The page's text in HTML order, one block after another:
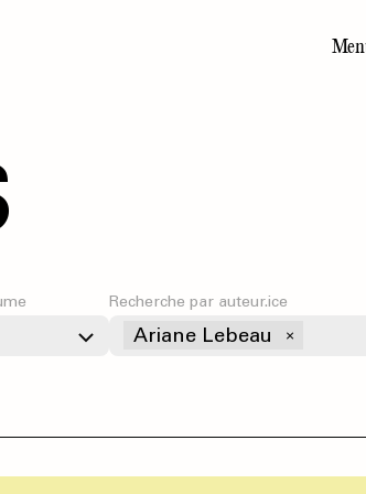
Recherche par auteur.ice
Ariane Lebeau